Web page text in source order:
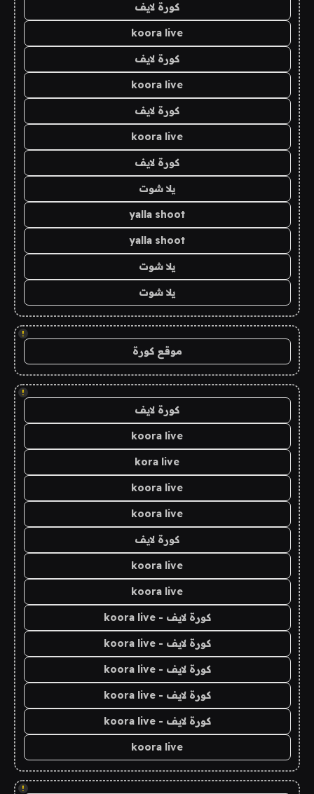
كورة لايف
koora live
كورة لايف
koora live
كورة لايف
koora live
كورة لايف
يلا شوت
yalla shoot
yalla shoot
يلا شوت
يلا شوت
!
موقع كورة
!
كورة لايف
koora live
kora live
koora live
koora live
كورة لايف
koora live
koora live
كورة لايف - koora live
كورة لايف - koora live
كورة لايف - koora live
كورة لايف - koora live
كورة لايف - koora live
koora live
!